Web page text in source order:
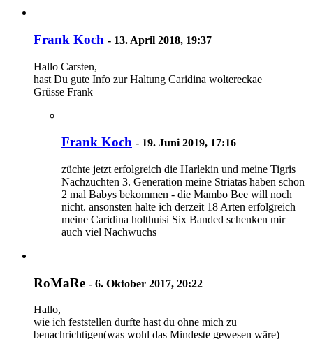
Frank Koch - 13. April 2018, 19:37
Hallo Carsten,
hast Du gute Info zur Haltung Caridina woltereckae
Grüsse Frank
Frank Koch - 19. Juni 2019, 17:16
züchte jetzt erfolgreich die Harlekin und meine Tigris
Nachzuchten 3. Generation meine Striatas haben schon
2 mal Babys bekommen - die Mambo Bee will noch
nicht. ansonsten halte ich derzeit 18 Arten erfolgreich
meine Caridina holthuisi Six Banded schenken mir
auch viel Nachwuchs
RoMaRe - 6. Oktober 2017, 20:22
Hallo,
wie ich feststellen durfte hast du ohne mich zu
benachrichtigen(was wohl das Mindeste gewesen wäre)